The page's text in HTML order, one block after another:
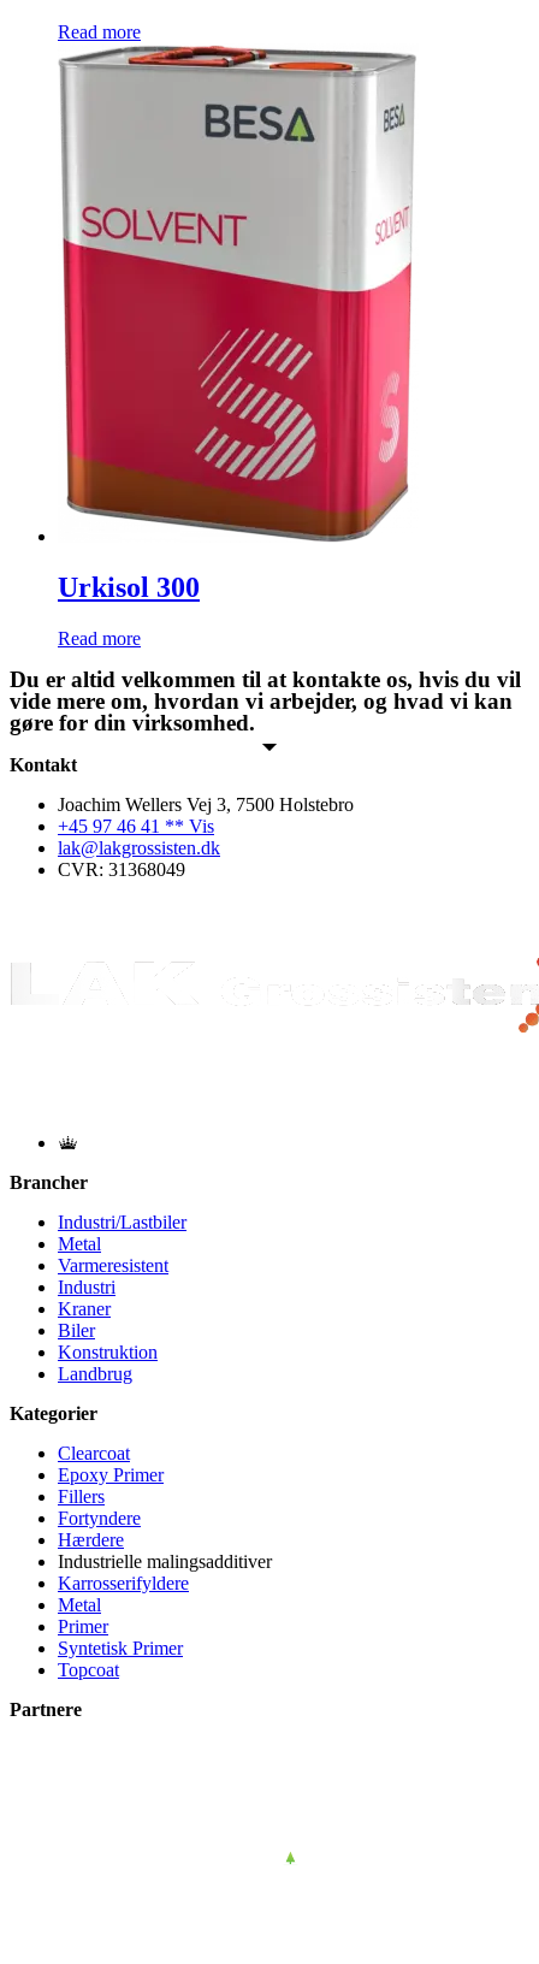
Read more
Urkisol 300
Read more
Du er altid velkommen til at kontakte os, hvis du vil
vide mere om, hvordan vi arbejder, og hvad vi kan
gøre for din virksomhed.
Kontakt
Joachim Wellers Vej 3, 7500 Holstebro
+45 97 46 41 ** Vis
lak@lakgrossisten.dk
CVR: 31368049
Brancher
Industri/Lastbiler
Metal
Varmeresistent
Industri
Kraner
Biler
Konstruktion
Landbrug
Kategorier
Clearcoat
Epoxy Primer
Fillers
Fortyndere
Hærdere
Industrielle malingsadditiver
Karrosserifyldere
Metal
Primer
Syntetisk Primer
Topcoat
Partnere